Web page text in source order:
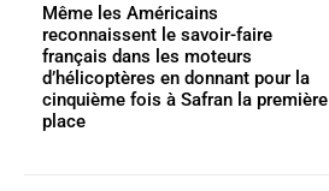
Même les Américains
reconnaissent le savoir-faire
français dans les moteurs
d’hélicoptères en donnant pour la
cinquième fois à Safran la première
place